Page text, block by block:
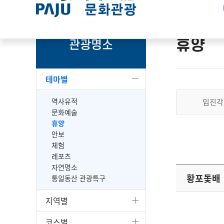
관광명소
테마별
역사유적
문화예술
휴양
안보
체험
레포츠
자연명소
통일동산 관광특구
지역별
휴양
임진
황포돛배